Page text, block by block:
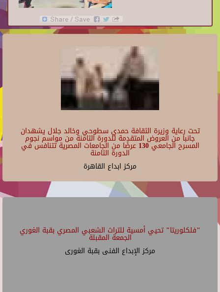
تحت رعاية وزيرة الثقافة حمدي سطوحي وخالد جلال يشهدان
جانبا من العروض المتقدمة للدورة الثامنة من مواسم نجوم
المسرح الجامعي 130 عرضًا من الجامعات المصرية تتنافس في
الدورة الثامنة
مركز ابداع القاهرة
"فلكلوريتا" تحيي أمسية للتراث الشعبي المصري بقبة الغوري
الجمعة المقبلة
مركز الإبداع الفنى بقبة الغورى